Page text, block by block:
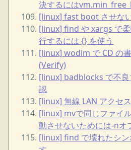
決するには
[linux] fast boot させな
[linux] find や xargs で
行するには {} を使う
[linux] wodim で CD の
(Verify)
[linux] badblocks で不良
認
[linux] 無線 LAN アクセ
[linux] mvで同じファイ
動させないためには-nオ
[linux] find で壊れたシ